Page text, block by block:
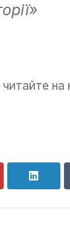
читайте на